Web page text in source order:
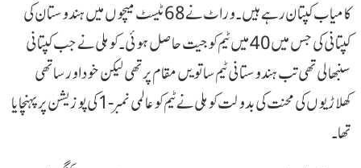
کامیاب کپتان رہے ہیں۔ وراٹ نے 68 ٹیسٹ میچوں میں ہندوستان کی
کپتانی کی جس میں 40 میں ٹیم کو جیت حاصل ہوئی۔ کوہلی نے جب کپتانی
سنبھالی تھی تب ہندوستانی ٹیم ساتویں مقام پر تھی لیکن خود اور ساتھی
کھلاڑیوں کی محنت کی بدولت کوہلی نے ٹیم کو عالمی نمبر-1 کی پوزیشن پر پہنچایا
تھا۔